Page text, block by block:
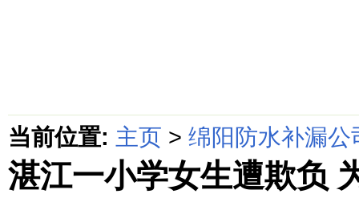
当前位置: 主页 > 绵阳防水补漏公
湛江一小学女生遭欺负